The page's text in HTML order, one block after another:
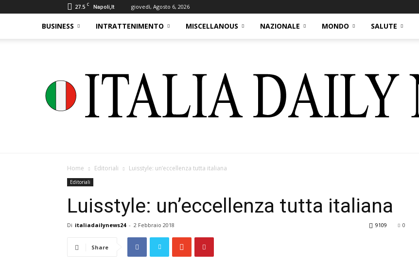
27.5 C Napoli,It giovedì, Agosto 6, 2026
BUSINESS INTRATTENIMENTO MISCELLANOUS NAZIONALE MONDO SALUTE
Home Editoriali Luisstyle: un’eccellenza tutta italiana
Editoriali
Luisstyle: un’eccellenza tutta italiana
Di italiadailynews24 - 2 Febbraio 2018 0
9109
Share